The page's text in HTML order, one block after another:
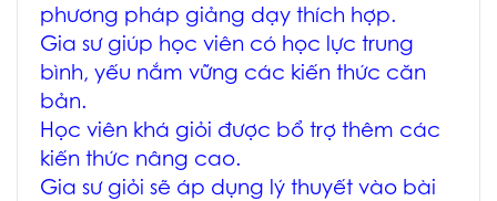
phương pháp giảng dạy thích hợp.
Gia sư giúp học viên có học lực trung
bình, yếu nắm vững các kiến thức căn
bản.
Học viên khá giỏi được bổ trợ thêm các
kiến thức nâng cao.
Gia sư giỏi sẽ áp dụng lý thuyết vào bài